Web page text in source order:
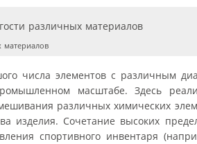
материалов
числа элементов с различным
масштабе. Здесь
различных химических
изделия. Сочетание высоких
спортивного инвентаря